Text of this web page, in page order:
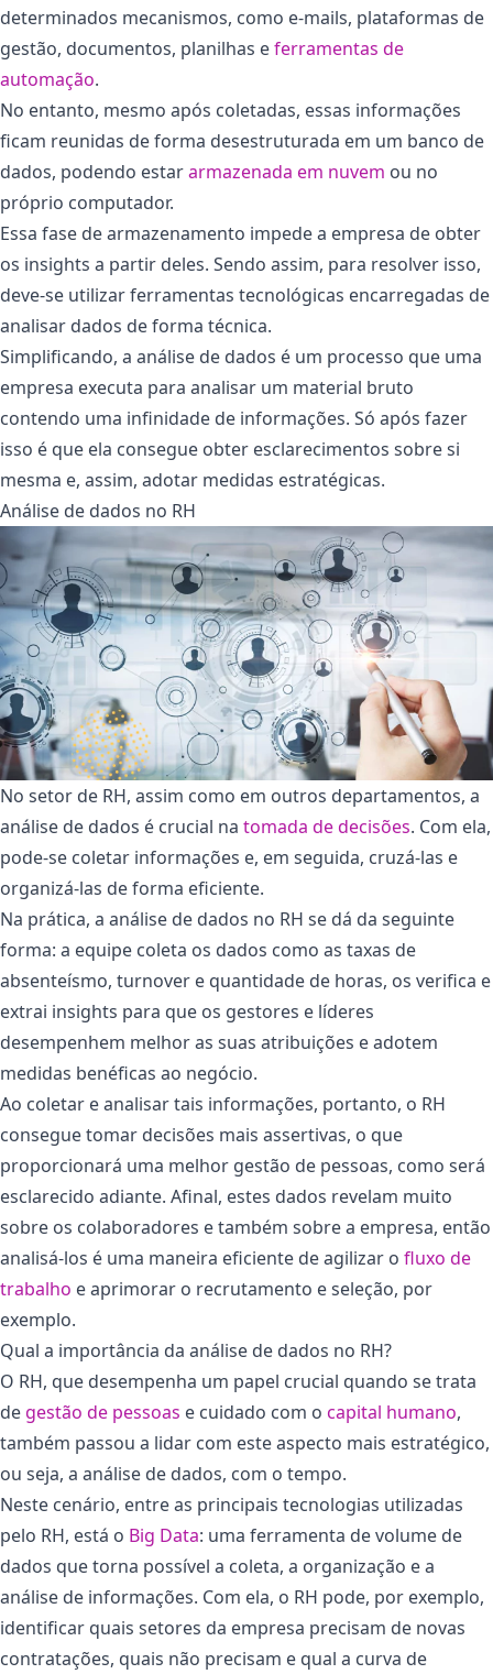
determinados mecanismos, como e-mails, plataformas de
gestão, documentos, planilhas eferramentas de
automação.
No entanto, mesmo após coletadas, essas informações
ficam reunidas de forma desestruturada em um banco de
dados, podendo estararmazenada em nuvem ou no
próprio computador.
Essa fase de armazenamento impede a empresa de obter
os insights a partir deles. Sendo assim, para resolver isso,
deve-se utilizar ferramentas tecnológicas encarregadas de
analisar dados de forma técnica.
Simplificando, a análise de dados é um processo que uma
empresa executa para analisar um material bruto
contendo uma infinidade de informações. Só após fazer
isso é que ela consegue obter esclarecimentos sobre si
mesma e, assim, adotar medidas estratégicas.
Análise de dados no RH
No setor de RH, assim como em outros departamentos, a
análise de dados é crucial na tomada de decisões. Com ela,
pode-se coletar informações e, em seguida, cruzá-las e
organizá-las de forma eficiente.
Na prática, a análise de dados no RH se dá da seguinte
forma: a equipe coleta os dados como as taxas de
absenteísmo, turnover e quantidade de horas, os verifica e
extrai insights para que os gestores e líderes
desempenhem melhor as suas atribuições e adotem
medidas benéficas ao negócio.
Ao coletar e analisar tais informações, portanto, o RH
consegue tomar decisões mais assertivas, o que
proporcionará uma melhor gestão de pessoas, como será
esclarecido adiante. Afinal, estes dados revelam muito
sobre os colaboradores e também sobre a empresa, então
analisá-los é uma maneira eficiente de agilizar o fluxo de
trabalho e aprimorar o recrutamento e seleção, por
exemplo.
Qual a importância da análise de dados no RH?
O RH, que desempenha um papel crucial quando se trata
de gestão de pessoas e cuidado com o capital humano,
também passou a lidar com este aspecto mais estratégico,
ou seja, a análise de dados, com o tempo.
Neste cenário, entre as principais tecnologias utilizadas
pelo RH, está o Big Data: uma ferramenta de volume de
dados que torna possível a coleta, a organização e a
análise de informações. Com ela, o RH pode, por exemplo,
identificar quais setores da empresa precisam de novas
contratações, quais não precisam e qual a curva de